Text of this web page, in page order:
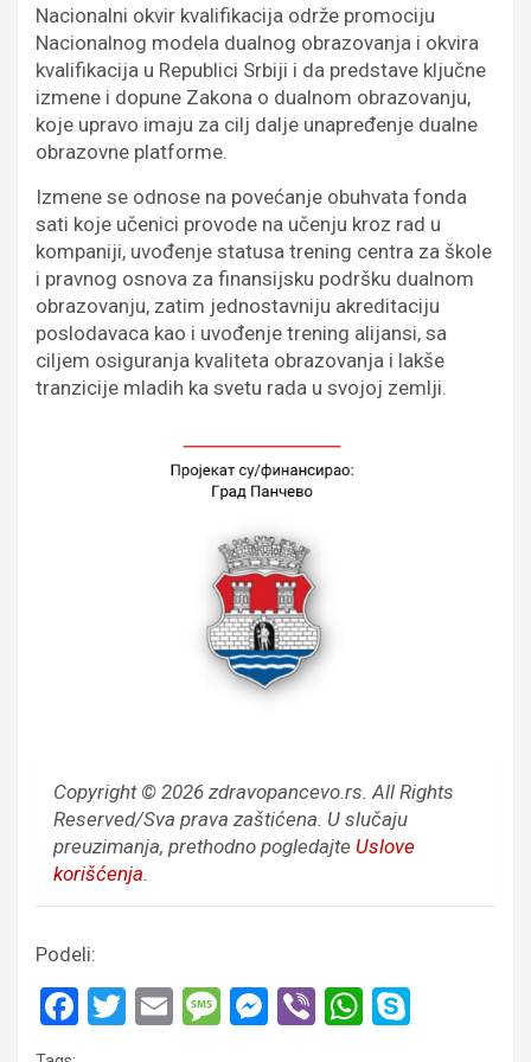
Nacionalni okvir kvalifikacija održe promociju
Nacionalnog modela dualnog obrazovanja i okvira
kvalifikacija u Republici Srbiji i da predstave ključne
izmene i dopune Zakona o dualnom obrazovanju,
koje upravo imaju za cilj dalje unapređenje dualne
obrazovne platforme.
Izmene se odnose na povećanje obuhvata fonda
sati koje učenici provode na učenju kroz rad u
kompaniji, uvođenje statusa trening centra za škole
i pravnog osnova za finansijsku podršku dualnom
obrazovanju, zatim jednostavniju akreditaciju
poslodavaca kao i uvođenje trening alijansi, sa
ciljem osiguranja kvaliteta obrazovanja i lakše
tranzicije mladih ka svetu rada u svojoj zemlji.
Copyright © 2026 zdravopancevo.rs. All Rights
Reserved/Sva prava zaštićena. U slučaju
preuzimanja, prethodno pogledajte Uslove
korišćenja.
Podeli:
F
T
E
M M Vi W